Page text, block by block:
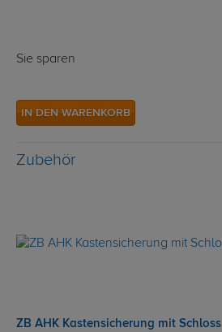
Sie sparen
IN DEN WARENKORB
Zubehör
ZB AHK Kastensicherung mit Schloss